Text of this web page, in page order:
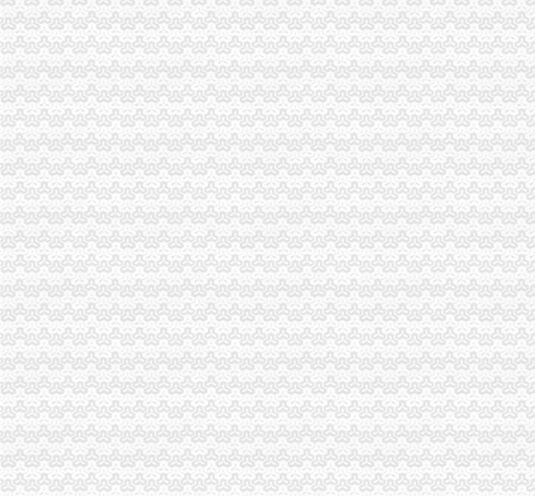
平湖市物业管理有限公司城开分公司_地图_公交路线查询
【联合汽车电子（UAES）据说在柳州开分公司了么？请问用的什么设
渝中区学田湾
学田湾|重庆市辖区渝中区学田湾|地理位置|交通状况|公交车|楼盘价格|
渝中区学田湾幼儿园-学校-我要搜学网
渝中区上清寺学田湾的地址在哪？_商品房_土巴兔问吧
南坪到渝中区上清寺学田湾怎么走？-住哪网
渝中区学田湾中装2房带花园住家安静装修别致,重庆渝中上清寺枣
重庆-渝中区-学田湾的一品香酒楼_重庆崽儿_新浪博客
渝中区学田湾正规一房南北通透采光好,重庆渝中上清寺下罗家湾二
重庆渝中区学田湾正街三通全新火锅店急转_租金元/月_重庆亿铺
渝中区学田湾保洁公司学田湾清洁公司学田湾清洗公_志趣网
重庆渝之旅国际旅行社有限公司渝中区学田湾门市部_【信用信息_诉讼
菜园坝开分公司
新开巷社区-坝陵桥街道办事处-杏花岭区-太原市-山西省-行政区域
重庆菜园坝工业供销公司金属材料分公司
【重庆菜园坝酒后代驾公司|酒后代驾司机|酒后代驾价格】-重庆赶集网
开菜园坝老火锅加盟店要交加盟金和保证金吗？加盟问答-前景加盟网
南菜园专业开荒保洁小时工日常保洁-爱喇叭网
上海锦江国际旅馆投资有限公司重庆菜园坝分公司-阿土伯企业名录